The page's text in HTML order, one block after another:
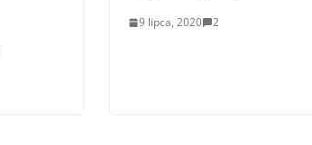
9 lipca, 2020 2